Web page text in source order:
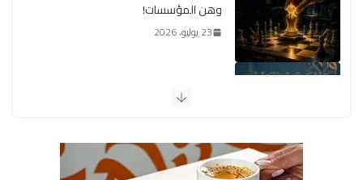
وهن المؤسسات!
23 يوليو، 2026
الوضع اليوم في الشرق الأوسط